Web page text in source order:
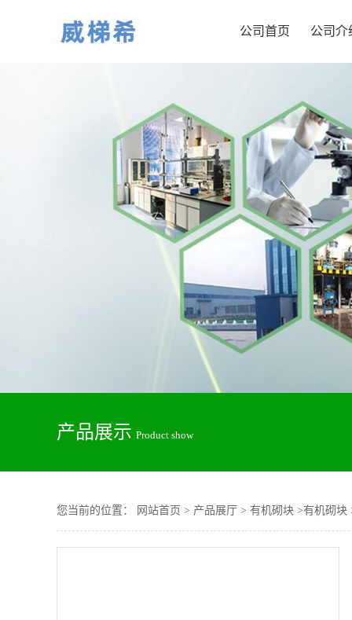
公司首页 公司介
产品展示 Product show
您当前的位置： 网站首页 > 产品展厅 > 有机砌块 >有机砌块